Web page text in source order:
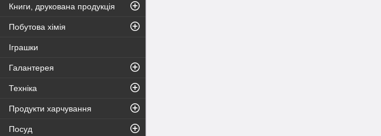
Книги, друкована продукція
Побутова хімія
Іграшки
Галантерея
Техніка
Продукти харчування
Посуд